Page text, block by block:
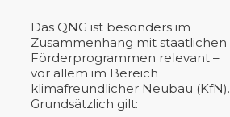
Das QNG ist besonders im
Zusammenhang mit staatlichen
Förderprogrammen relevant –
vor allem im Bereich
klimafreundlicher Neubau (KfN).
Grundsätzlich gilt: